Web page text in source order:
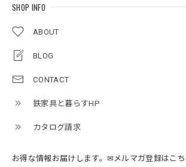
SHOP INFO
ABOUT
BLOG
CONTACT
鉄家具と暮らすHP
カタログ請求
お得な情報お届けします。✉メルマガ登録は